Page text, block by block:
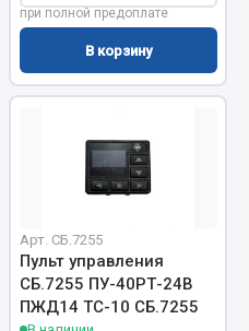
при полной предоплате
В корзину
Арт. СБ.7255
Пульт управления
СБ.7255 ПУ-40РТ-24В
ПЖД14 ТС-10 СБ.7255